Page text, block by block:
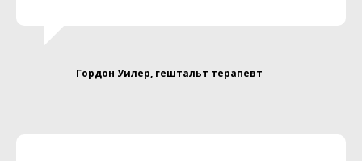
Гордон Уилер, гештальт терапевт